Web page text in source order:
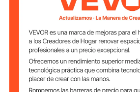
vidrio de
+ sílice
Capacidad 14,1 oz /
Contenido de
hidrógeno
1000 - 1500